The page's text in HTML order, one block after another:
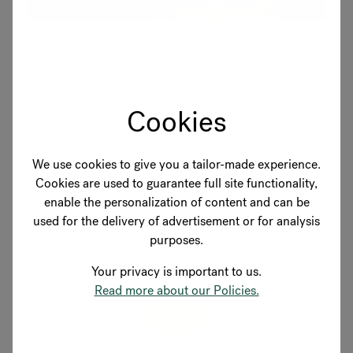
Cookies
We use cookies to give you a tailor-made experience.
Cookies are used to guarantee full site functionality,
enable the personalization of content and can be
used for the delivery of advertisement or for analysis
purposes.
Your privacy is important to us.
Read more about our Policies.
Uigelichte producten